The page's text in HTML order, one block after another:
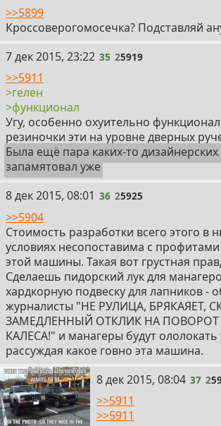
>>5899
Кроссоверогомосечка? Подставляй
35
7 дек 2015, 23:22 35 25919
>>5911
>гелен
>функционал
Угу, особенно охуительно
резиночки эти на уровне дверных
Была ещё пара каких-то
запамятовал уже
36
8 дек 2015, 08:01 36 25925
>>5904
Стоимость разработки всего этого в
условиях несопоставима с
этой машины. Такая вот грустная
Сделаешь пидорский лук для
хардкорную подвеску для лапников -
журналисты "НЕ РУЛИЦА, БРЯКАЯЕТ,
ЗАМЕДЛЕННЫЙ ОТКЛИК НА ПОВОРОТ
КАЛЕСА!" и манагеры будут
рассуждая какое говно эта машина.
37
8 дек 2015, 08:04 37 2
>>5911
>>5911